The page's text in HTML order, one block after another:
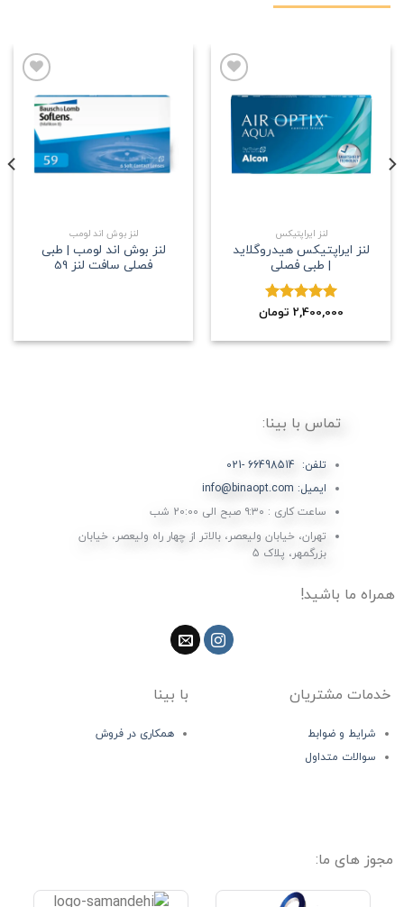
مندی
لنز ایراپتیکس
لنز ایراپتیکس هیدروگلاید
| طبی فصلی
نمره5.002,400,000 تومان
علاقه
مندی
لنز بوش اند لومب
لنز بوش اند لومب | طبی
فصلی سافت لنز 59
تماس با بینا:
تلفن: 66498514 -021
ایمیل: info@binaopt.com
ساعت کاری : ۹:۳۰ صبح الی 20:00 شب
تهران، خیابان ولیعصر، بالاتر از چهار راه ولیعصر، خیابان
بزرگمهر، پلاک 5
همراه ما باشید!
خدمات مشتریان
شرایط و ضوابط
سوالات متداول
با بینا
همکاری در فروش
مجوز های ما: